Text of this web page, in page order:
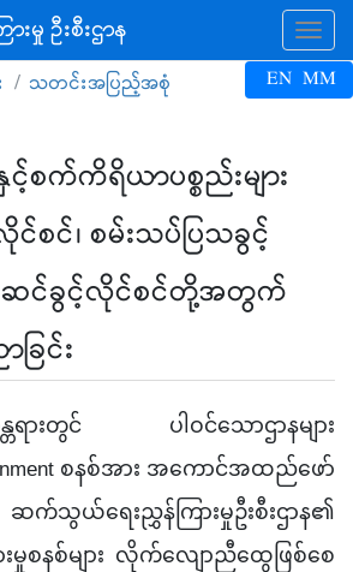
မှု ဦးစီးဌာန
EN MM
သတင်းအပြည့်အစုံ
က်ကိရိယာပစ္စည်းများ
စင်၊ စမ်းသပ်ပြသခွင့်
င်ဆင်ခွင့်လိုင်စင်တို့အတွက်
ြင်း
တရားတွင် ပါဝင်သောဌာနများ
စနစ်အား အကောင်အထည်ဖော်
က်သွယ်ရေးညွှန်ကြားမှုဦးစီးဌာန၏
မှုစနစ်များ လိုက်လျောညီထွေဖြစ်စေ